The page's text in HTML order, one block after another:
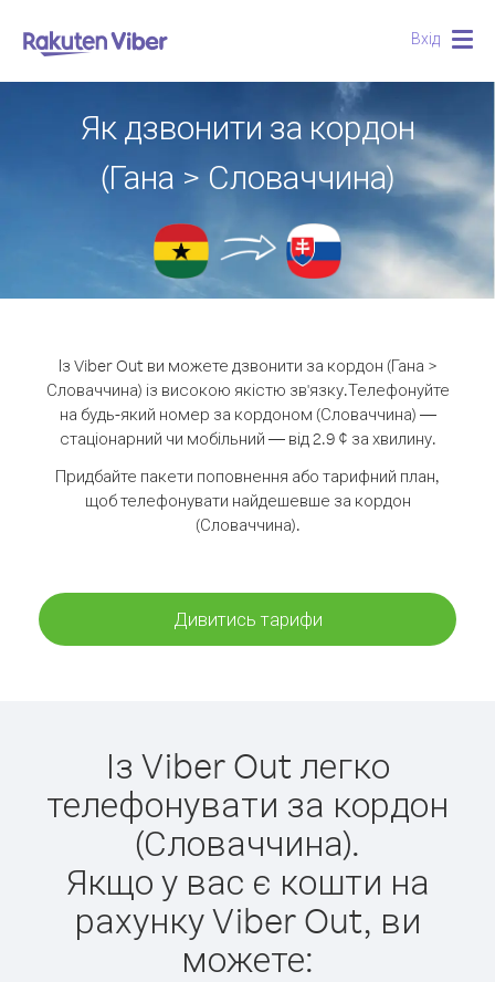
Вхід
Як дзвонити за кордон
(Гана > Словаччина)
Із Viber Out ви можете дзвонити за кордон (Гана >
Словаччина) із високою якістю зв'язку.Телефонуйте
на будь-який номер за кордоном (Словаччина) —
стаціонарний чи мобільний — від 2.9 ¢ за хвилину.
Придбайте пакети поповнення або тарифний план,
щоб телефонувати найдешевше за кордон
(Словаччина).
Дивитись тарифи
Із Viber Out легко
телефонувати за кордон
(Словаччина).
Якщо у вас є кошти на
рахунку Viber Out, ви
можете: